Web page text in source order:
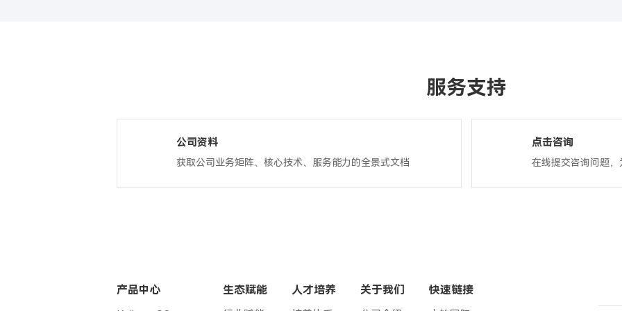
服务支持
公司资料
获取公司业务矩阵、核心技术、服务能力的全景式文档
点击咨询
在线提交咨询问题
产品中心 生态赋能 人才培养 关于我们 快速链接